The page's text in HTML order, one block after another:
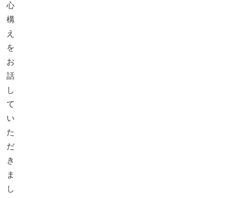
心
構
え
を
お
話
し
て
い
た
だ
き
ま
し